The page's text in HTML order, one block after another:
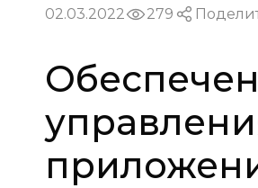
02.03.2022 279